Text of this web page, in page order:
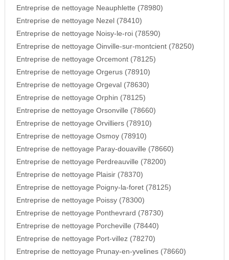
Entreprise de nettoyage Neauphlette (78980)
Entreprise de nettoyage Nezel (78410)
Entreprise de nettoyage Noisy-le-roi (78590)
Entreprise de nettoyage Oinville-sur-montcient (78250)
Entreprise de nettoyage Orcemont (78125)
Entreprise de nettoyage Orgerus (78910)
Entreprise de nettoyage Orgeval (78630)
Entreprise de nettoyage Orphin (78125)
Entreprise de nettoyage Orsonville (78660)
Entreprise de nettoyage Orvilliers (78910)
Entreprise de nettoyage Osmoy (78910)
Entreprise de nettoyage Paray-douaville (78660)
Entreprise de nettoyage Perdreauville (78200)
Entreprise de nettoyage Plaisir (78370)
Entreprise de nettoyage Poigny-la-foret (78125)
Entreprise de nettoyage Poissy (78300)
Entreprise de nettoyage Ponthevrard (78730)
Entreprise de nettoyage Porcheville (78440)
Entreprise de nettoyage Port-villez (78270)
Entreprise de nettoyage Prunay-en-yvelines (78660)